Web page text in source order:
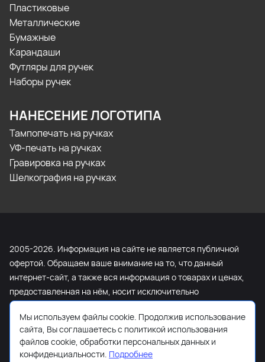
Пластиковые
Металлические
Бумажные
Карандаши
Футляры для ручек
Наборы ручек
НАНЕСЕНИЕ ЛОГОТИПА
Тампопечать на ручках
УФ-печать на ручках
Гравировка на ручках
Шелкография на ручках
2005-2026. Информация на сайте не является публичной
офертой. Обращаем ваше внимание на то, что данный
интернет-сайт, а также вся информация о товарах и ценах,
предоставленная на нём, носит исключительно
информационный характер и ни при каких условиях не
является публичной офертой, определяемой положениями
Статьи 437 Гражданского кодекса Российской Федерации.
Для получения подробной информации о наличии и
Мы используем файлы cookie. Продолжив использование
сайта, Вы соглашаетесь с политикой использования
файлов cookie, обработки персональных данных и
конфиденциальности. Подробнее